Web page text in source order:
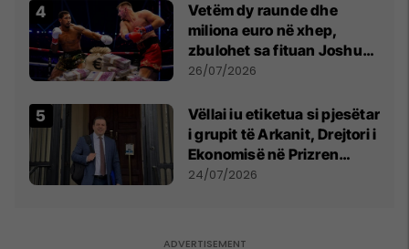
Vetëm dy raunde dhe
miliona euro në xhep,
zbulohet sa fituan Joshua
e Prenga
26/07/2026
Vëllai iu etiketua si pjesëtar
i grupit të Arkanit, Drejtori i
Ekonomisë në Prizren
mohon pretendimet
24/07/2026